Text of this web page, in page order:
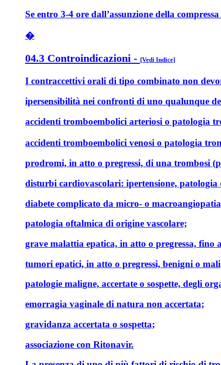
Se entro 3-4 ore dall’assunzione della
�
04.3 Controindicazioni - [Vedi Indice]
I contraccettivi orali di tipo combinato non
ipersensibilità nei confronti di uno qualunque
accidenti tromboembolici arteriosi o patologia
accidenti tromboembolici venosi o patologia
prodromi, in atto o pregressi, di una trombosi
disturbi cardiovascolari: ipertensione,
diabete complicato da micro- o
patologia oftalmica di origine vascolare;
grave malattia epatica, in atto o pregressa,
tumori epatici, in atto o pregressi, benigni o
patologie maligne, accertate o sospette, degli
emorragia vaginale di natura non accertata;
gravidanza accertata o sospetta;
associazione con Ritonavir.